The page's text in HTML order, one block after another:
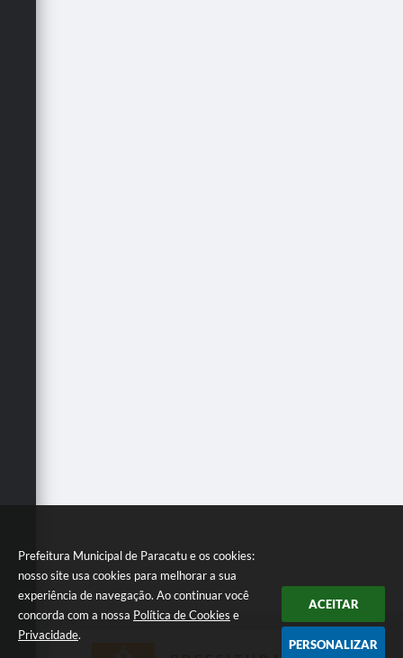
Prefeitura Municipal de Paracatu e os cookies:
nosso site usa cookies para melhorar a sua
experiência de navegação. Ao continuar você
concorda com a nossa Política de Cookies e
Privacidade.
ACEITAR
PERSONALIZAR